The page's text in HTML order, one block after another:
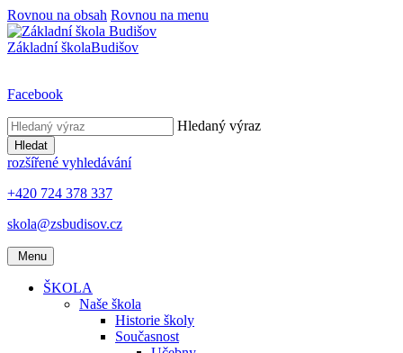
Rovnou na obsah Rovnou na menu
Základní školaBudišov
Facebook
Hledaný výraz
Hledat
rozšířené vyhledávání
+420 724 378 337
skola@zsbudisov.cz
Menu
ŠKOLA
Naše škola
Historie školy
Současnost